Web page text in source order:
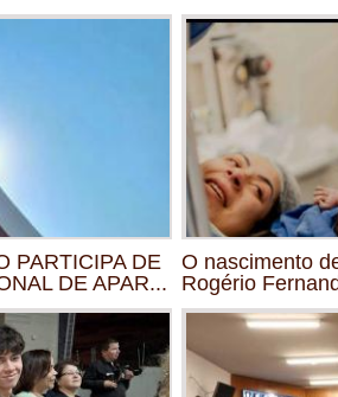
PARTICIPA DE
DE APAR...
O nascimento
Rogério